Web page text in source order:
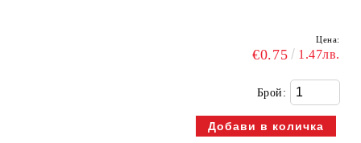
Цена:
€0.75 1.47лв.
Брой: